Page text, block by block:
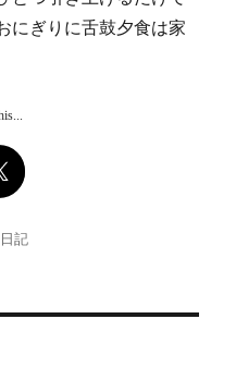
にぎりに舌鼓夕食は家
カ
日記